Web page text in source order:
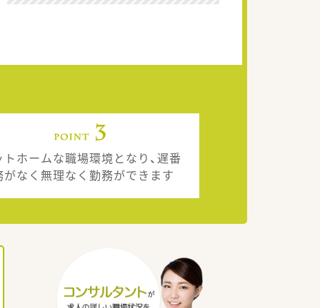
トホームな職場環境となり、遅番
がなく無理なく勤務ができます